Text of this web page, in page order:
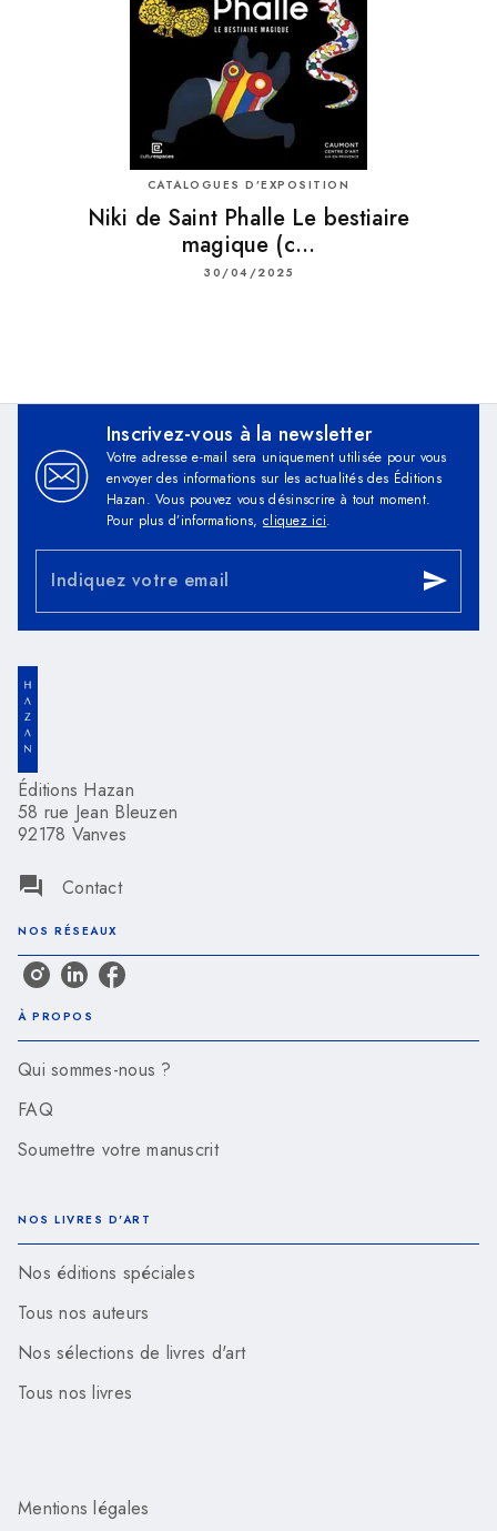
CATALOGUES D’EXPOSITION
Niki de Saint Phalle Le bestiaire
magique (c…
30/04/2025
Inscrivez-vous à la newsletter
Votre adresse e-mail sera uniquement utilisée pour vous
envoyer des informations sur les actualités des Éditions
Hazan. Vous pouvez vous désinscrire à tout moment.
Pour plus d’informations, cliquez ici.
Indiquez votre email send
Éditions Hazan
58 rue Jean Bleuzen
92178 Vanves
question_answer Contact
NOS RÉSEAUX
À PROPOS
Qui sommes-nous ?
FAQ
Soumettre votre manuscrit
NOS LIVRES D'ART
Nos éditions spéciales
Tous nos auteurs
Nos sélections de livres d'art
Tous nos livres
Mentions légales